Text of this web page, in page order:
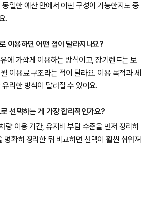
일한 예산 안에서 어떤 구성이 가능한지도 중
.
이용하면 어떤 점이 달라지나요?
에 가깝게 이용하는 방식이고, 장기렌트는 보
이용료 구조라는 점이 달라요. 이용 목적과 세
리한 방식이 달라질 수 있어요.
선택하는 게 가장 합리적인가요?
량 이용 기간, 유지비 부담 수준을 먼저 정리하
명확히 정리한 뒤 비교하면 선택이 훨씬 쉬워져